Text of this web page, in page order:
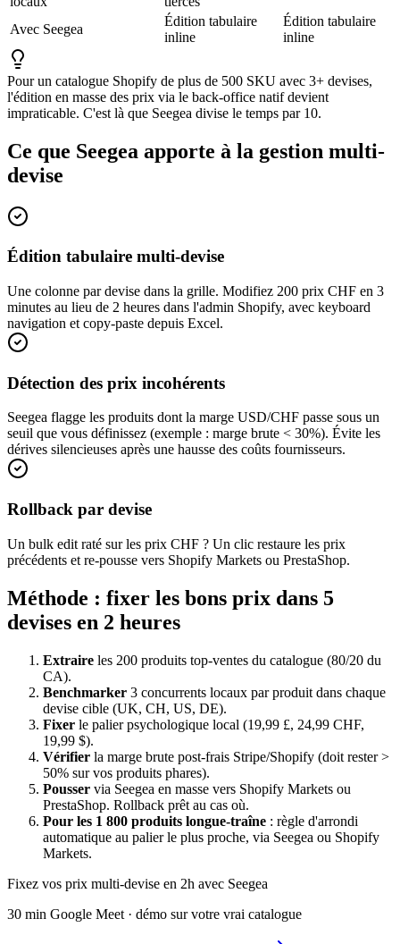
Avec Seegea
Édition tabulaire
inline
Édition tabulaire
inline
Pour un catalogue Shopify de plus de 500 SKU avec 3+ devises,
l'édition en masse des prix via le back-office natif devient
impraticable. C'est là que Seegea divise le temps par 10.
Ce que Seegea apporte à la gestion multi-
devise
Édition tabulaire multi-devise
Une colonne par devise dans la grille. Modifiez 200 prix CHF en 3
minutes au lieu de 2 heures dans l'admin Shopify, avec keyboard
navigation et copy-paste depuis Excel.
Détection des prix incohérents
Seegea flagge les produits dont la marge USD/CHF passe sous un
seuil que vous définissez (exemple : marge brute < 30%). Évite les
dérives silencieuses après une hausse des coûts fournisseurs.
Rollback par devise
Un bulk edit raté sur les prix CHF ? Un clic restaure les prix
précédents et re-pousse vers Shopify Markets ou PrestaShop.
Méthode : fixer les bons prix dans 5
devises en 2 heures
Extraire les 200 produits top-ventes du catalogue (80/20 du
CA).
Benchmarker 3 concurrents locaux par produit dans chaque
devise cible (UK, CH, US, DE).
Fixer le palier psychologique local (19,99 £, 24,99 CHF,
19,99 $).
Vérifier la marge brute post-frais Stripe/Shopify (doit rester >
50% sur vos produits phares).
Pousser via Seegea en masse vers Shopify Markets ou
PrestaShop. Rollback prêt au cas où.
Pour les 1 800 produits longue-traîne : règle d'arrondi
automatique au palier le plus proche, via Seegea ou Shopify
Markets.
Fixez vos prix multi-devise en 2h avec Seegea
30 min Google Meet · démo sur votre vrai catalogue